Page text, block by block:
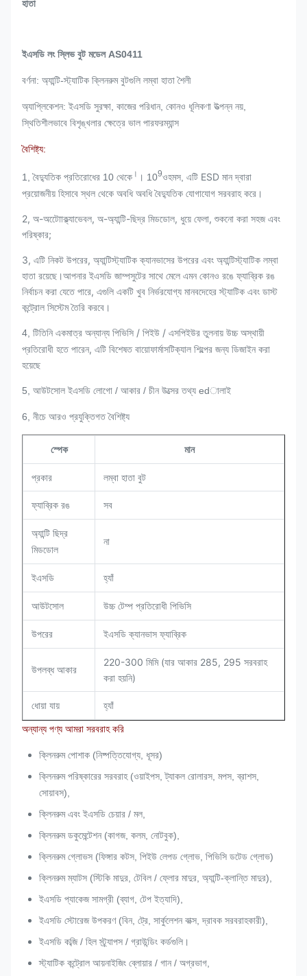
হাতা
ইএসডি লং স্লিভ বুট মডেল AS0411
বর্ণনা: অ্যান্টি-স্ট্যাটিক ক্লিনরুম বুটগুলি লম্বা হাতা শৈলী
অ্যাপ্লিকেশন: ইএসডি সুরক্ষা, কাজের পরিধান, কোনও ধূলিকণা উত্পন্ন নয়,
স্থিতিশীলভাবে বিশৃঙ্খলার ক্ষেত্রে ভাল পারফরম্যান্স
বৈশিষ্ট্য:
1, বৈদ্যুতিক প্রতিরোধের 10 থেকে । । 109ওহমস, এটি ESD মান দ্বারা
প্রয়োজনীয় হিসাবে স্থল থেকে অবধি অবধি বৈদ্যুতিক যোগাযোগ সরবরাহ করে।
2, অ-অটোোক্ল্যাভেবল, অ-অ্যান্টি-ছিদ্র মিডডোল, ধুয়ে ফেলা, শুকনো করা সহজ এবং
পরিষ্কার;
3, এটি নিকট উপরের, অ্যান্টিস্ট্যাটিক ক্যানভাসের উপরের এবং অ্যান্টিস্ট্যাটিক লম্বা
হাতা রয়েছে।আপনার ইএসডি জাম্পসুটের সাথে মেলে এমন কোনও রঙে ফ্যাব্রিক রঙ
নির্বাচন করা যেতে পারে, এগুলি একটি খুব নির্ভরযোগ্য মানবদেহের স্ট্যাটিক এবং ডাস্ট
কন্ট্রোল সিস্টেম তৈরি করবে।
4, টিতিনি একমাত্র অন্যান্য পিভিসি / পিইউ / এসপিইউর তুলনায় উচ্চ অস্থায়ী
প্রতিরোধী হতে পারেন, এটি বিশেষত বায়োফার্মাসটিক্যাল শিল্পের জন্য ডিজাইন করা
হয়েছে
5, আউটসোল ইএসডি লোগো / আকার / চীন উত্সের তথ্য edালাই
6, নীচে আরও প্রযুক্তিগত বৈশিষ্ট্য
স্পেক মান
প্রকার লম্বা হাতা বুট
ফ্যাব্রিক রঙ সব
অ্যান্টি ছিদ্র
মিডডোল
না
ইএসডি হ্যাঁ
আউটসোল উচ্চ টেম্প প্রতিরোধী পিভিসি
উপরের ইএসডি ক্যানভাস ফ্যাব্রিক
উপলব্ধ আকার
220-300 মিমি (যার আকার 285, 295 সরবরাহ
করা হয়নি)
ধোয়া যায় হ্যাঁ
অন্যান্য পণ্য আমরা সরবরাহ করি
ক্লিনরুম পোশাক (নিষ্পত্তিযোগ্য, ধূসর)
ক্লিনরুম পরিষ্কারের সরবরাহ (ওয়াইপস, ট্যাকল রোলারস, মপস, ব্রাশস,
সোয়াবস),
ক্লিনরুম এবং ইএসডি চেয়ার / মল,
ক্লিনরুম ডকুমেন্টেশন (কাগজ, কলম, নোটবুক),
ক্লিনরুম গ্লোভস (ফিঙ্গার কটস, পিইউ লেপড গ্লোভ, পিভিসি ডটেড গ্লোভ)
ক্লিনরুম ম্যাটস (স্টিকি মাদুর, টেবিল / ফ্লোর মাদুর, অ্যান্টি-ক্লান্তি মাদুর),
ইএসডি প্যাকেজ সামগ্রী (ব্যাগ, টেপ ইত্যাদি),
ইএসডি স্টোরেজ উপকরণ (বিন, ট্রে, সার্কুলেশন বাক্স, দ্রাবক সরবরাহকারী),
ইএসডি কব্জি / হিল স্ট্র্যাপস / গ্রাউন্ডিং কর্ডগুলি।
স্ট্যাটিক কন্ট্রোল আয়নাইজিং ব্লোয়ার / গান / অগ্রভাগ,